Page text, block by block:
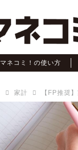
マネコミ！の使い方
家計